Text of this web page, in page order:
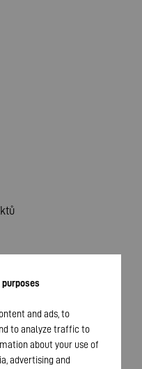
purposes
and ads, to
to analyze traffic to
about your use of
advertising and